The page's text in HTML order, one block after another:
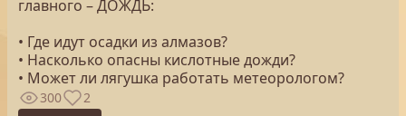
главного – ДОЖДЬ:
• Где идут осадки из алмазов?
• Насколько опасны кислотные дожди?
• Может ли лягушка работать метеорологом?
300 2